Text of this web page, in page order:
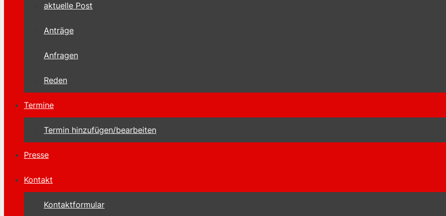
aktuelle Post
Anträge
Anfragen
Reden
Termine
Termin hinzufügen/bearbeiten
Presse
Kontakt
Kontaktformular